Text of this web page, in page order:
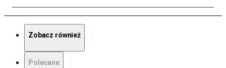
Zobacz również
Polecane